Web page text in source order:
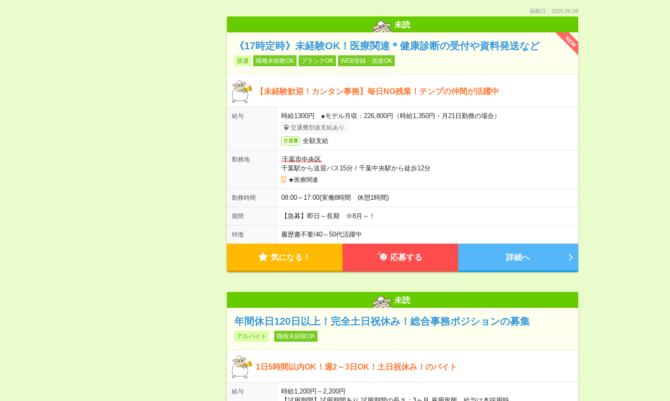
掲載日：2026.08.08
未読
NEW
《17時定時》未経験OK！医療関連＊健康診断の受付や資料発送など
派遣 職種未経験OK ブランクOK WEB登録・面接OK
【未経験歓迎！カンタン事務】毎日NO残業！テンプの仲間が活躍中
給与 時給1300円 ●モデル月収：226,800円（時給1,350円・月21日勤務の場合）
交通費別途支給あり
交通費 全額支給
勤務地
千葉市中央区
千葉駅から送迎バス15分/ 千葉中央駅から徒歩12分
★医療関連
勤務時間 08:00～17:00(実働8時間 休憩1時間)
期間 【急募】即日～長期 ※8月～！
特徴 履歴書不要/40～50代活躍中
気になる！ 応募する 詳細へ
未読
年間休日120日以上！完全土日祝休み！総合事務ポジションの募集
アルバイト 職種未経験OK
1日5時間以内OK！週2～3日OK！土日祝休み！のバイト
給与
時給1,200円～2,200円